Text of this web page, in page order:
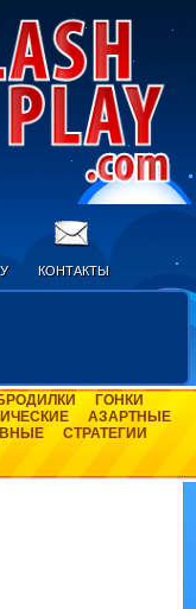
КОНТАКТЫ
ГОНКИ
АЗАРТНЫЕ
СТРАТЕГИИ